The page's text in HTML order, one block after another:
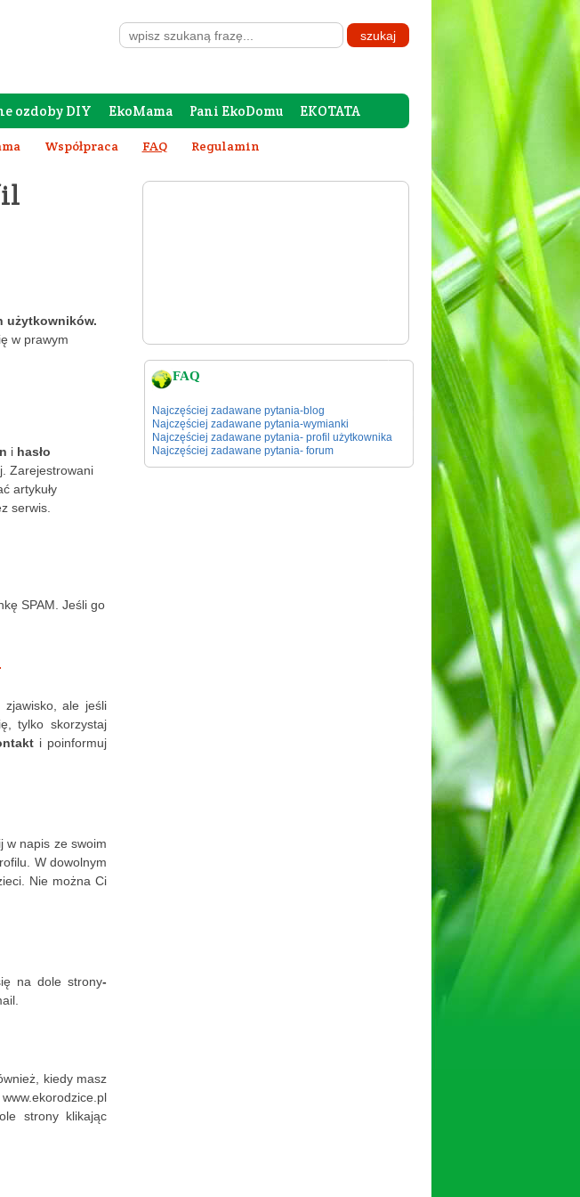
ozdoby DIY EkoMama Pani EkoDomu EKOTATA
Szafing
Współpraca FAQ Regulamin
użytkowników.
w prawym
i hasło
Zarejestrowani
artykuły
serwis.
SPAM. Jeśli go
ale jeśli
tylko skorzystaj
i poinformuj
w napis ze swoim
W dowolnym
Nie można Ci
na dole strony-
kiedy masz
strony klikając
FAQ
Najczęściej zadawane pytania-blog
Najczęściej zadawane pytania-wymianki
Najczęściej zadawane pytania- profil użytkownika
Najczęściej zadawane pytania- forum